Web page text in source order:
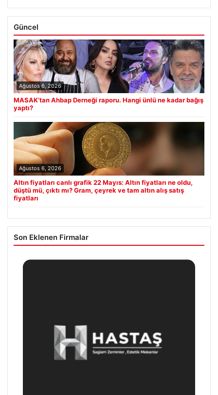
Güncel
Ağustos 6, 2026
MASAK’tan Ahbap Derneği raporu. Hangi ünlü ne kadar bağış
yaptı?
Ağustos 6, 2026
Altın fiyatları canlı grafik 22 Mayıs: Altın fiyatları ne oldu,
düştü mü, çıktı mı? Gram, çeyrek ve tam altın alış satış
fiyatları
Son Eklenen Firmalar